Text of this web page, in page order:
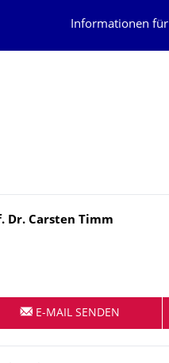
Informationen für
Dr. Carsten Timm
E-MAIL SENDEN